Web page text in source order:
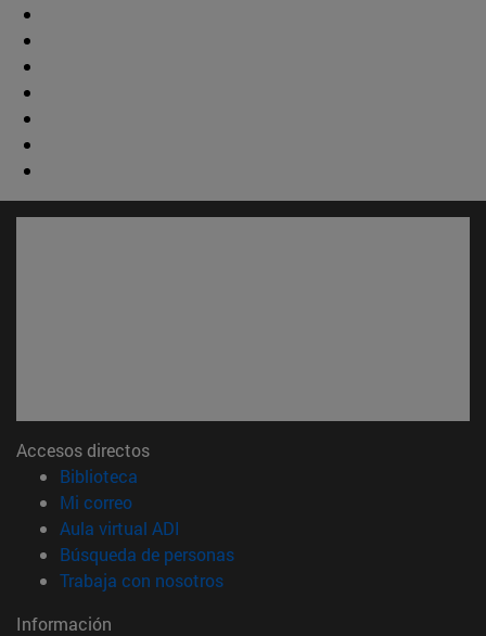
Accesos directos
Biblioteca
Mi correo(abre en nueva ventana)
Aula virtual ADI
Búsqueda de personas(abre en nueva ventana)
Trabaja con nosotros(abre en nueva ventana)
Información